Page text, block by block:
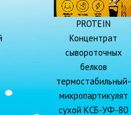
PROTEIN
Концентрат
сывороточных
белков
термостабильный-
микропартикулят
сухой КСБ-УФ-80